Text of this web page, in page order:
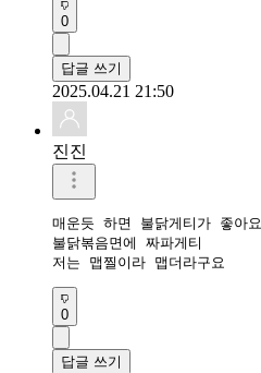
0
답글 쓰기
2025.04.21 21:50
진진
매운듯 하면 불닭게티가 좋아요
불닭볶음면에 짜파게티
저는 맵찔이라 맵더라구요
0
답글 쓰기